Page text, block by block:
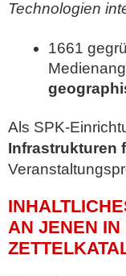
Technologien
1661
Als SPK-
Infrastrukturen
AN JENEN IN